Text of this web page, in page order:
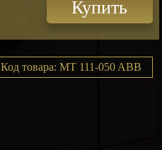
Купить
Код товара: MT 111-050 ABB